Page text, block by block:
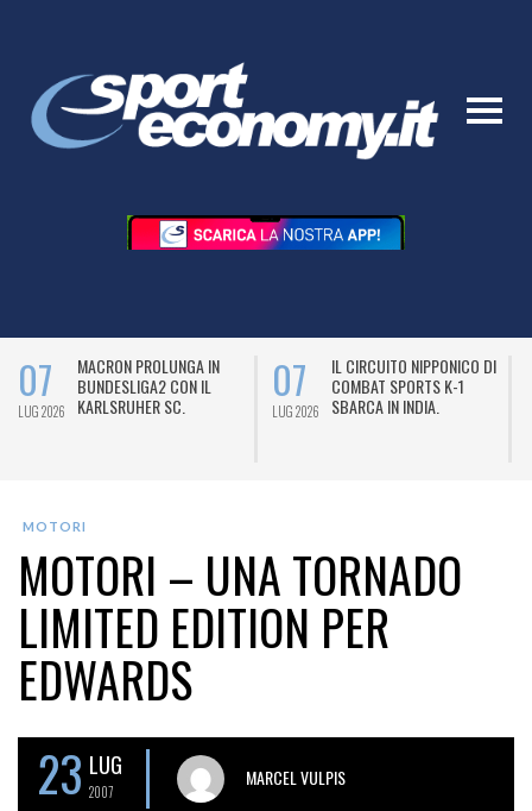
07
LUG 2026
MACRON PROLUNGA IN
BUNDESLIGA2 CON IL
KARLSRUHER SC.
07
LUG 2026
IL CIRCUITO NIPPONICO DI
COMBAT SPORTS K-1
SBARCA IN INDIA.
MOTORI
MOTORI – UNA TORNADO
LIMITED EDITION PER
EDWARDS
23 LUG
2007
MARCEL VULPIS